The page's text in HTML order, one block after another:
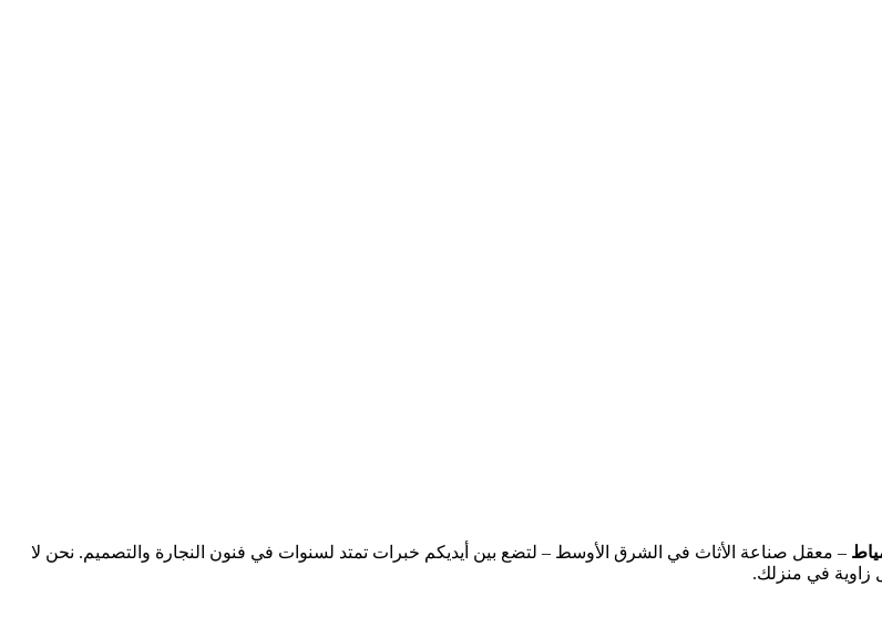
– معقل صناعة الأثاث في الشرق الأوسط – لتضع بين أيديكم خبرات تمتد لسنوات في فنون النجارة والتصميم. نحن لا
زاوية في منزلك.